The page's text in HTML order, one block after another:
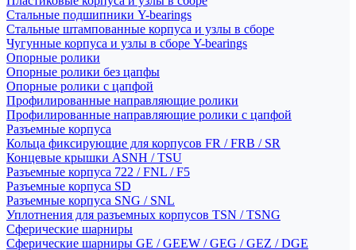
Стальные подшипники Y-bearings
Стальные штампованные корпуса и узлы в сборе
Чугунные корпуса и узлы в сборе Y-bearings
Опорные ролики
Опорные ролики без цапфы
Опорные ролики с цапфой
Профилированные направляющие ролики
Профилированные направляющие ролики с цапфой
Разъемные корпуса
Кольца фиксирующие для корпусов FR / FRB / SR
Концевые крышки ASNH / TSU
Разъемные корпуса 722 / FNL / F5
Разъемные корпуса SD
Разъемные корпуса SNG / SNL
Уплотнения для разъемных корпусов TSN / TSNG
Сферические шарниры
Сферические шарниры GE / GEEW / GEG / GEZ / DGE